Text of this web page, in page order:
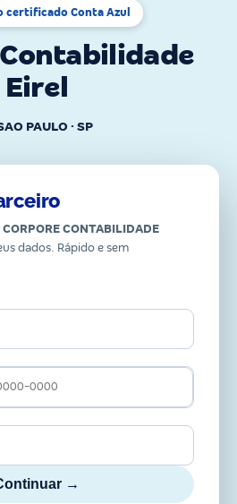
certificado Conta Azul
Eirel
PAULO · SP
CORPORE CONTABILIDADE
dados. Rápido e sem
→